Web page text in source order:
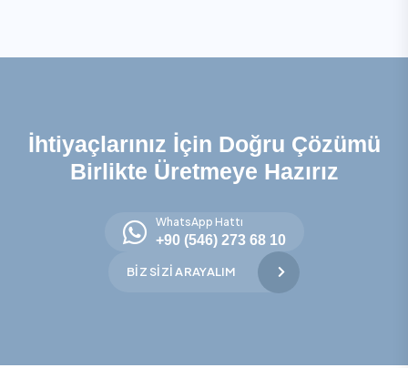
İhtiyaçlarınız İçin Doğru Çözümü
Birlikte Üretmeye Hazırız
WhatsApp Hattı
+90 (546) 273 68 10
BIZ SIZI ARAYALIM